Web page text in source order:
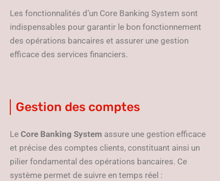
Les fonctionnalités d’un Core Banking System sont
indispensables pour garantir le bon fonctionnement
des opérations bancaires et assurer une gestion
efficace des services financiers.
Gestion des comptes
Le Core Banking System assure une gestion efficace
et précise des comptes clients, constituant ainsi un
pilier fondamental des opérations bancaires. Ce
système permet de suivre en temps réel :